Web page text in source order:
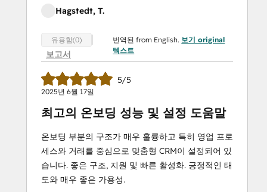
Hagstedt, T.
유용함(0)
보고서
번역된 from English. 보기 original
텍스트
5/5
2025년 6월 17일
최고의 온보딩 성능 및 설정 도움말
온보딩 부분의 구조가 매우 훌륭하고 특히 영업 프로
세스와 거래를 중심으로 맞춤형 CRM이 설정되어 있
습니다. 좋은 구조, 지원 및 빠른 활성화. 긍정적인 태
도와 매우 좋은 가용성.